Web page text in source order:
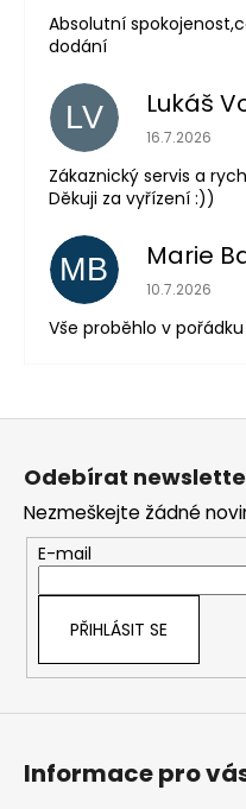
Absolutní
dodání
LV Lukáš
Hodnocení
16.7.2026
Zákaznický servis a
Děkuji za vyřízení :))
MB Marie
Hodnocení
10.7.2026
Vše proběhlo v pořádku
Z
Odebírat
Nezmeškejte žádné
E-mail
PŘIHLÁSIT SE
Informace pro